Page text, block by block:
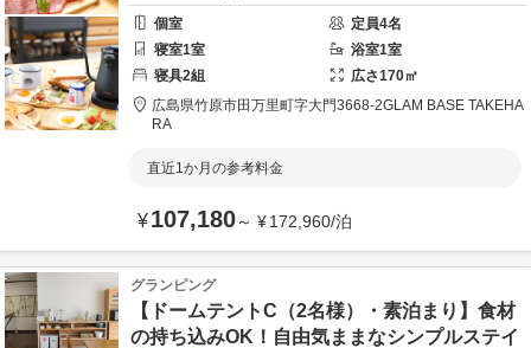
個室
定員4名
寝室1室 浴室1室
寝具2組 広さ170㎡
広島県竹原市田万里町字大門3668-2GLAM BASE TAKEHA
RA
直近1か月の参考料金
¥107,180～ ¥172,960/泊
グランピング
【ドームテントC（2名様）・素泊まり】食材
の持ち込みOK！自由気ままなシンプルステイ